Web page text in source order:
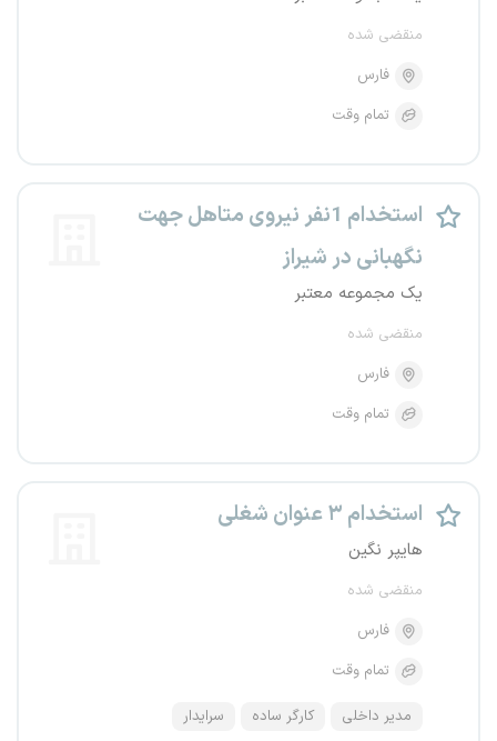
منقضی شده
فارس
تمام وقت
استخدام 1نفر نیروی متاهل جهت‌
نگهبانی در شیراز
یک مجموعه معتبر
منقضی شده
فارس
تمام وقت
استخدام ۳ عنوان شغلی
هایپر نگین
منقضی شده
فارس
تمام وقت
مدیر داخلی کارگر ساده سرایدار